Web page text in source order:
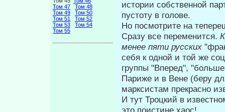
Том 47
Том 48
Том 49
Том 50
Том 51
Том 52
Том 53
Том 54
Том 55
истории собственной
пусто­ту в голове.
Но посмотрите на
Сразу все переменится.
менее пяти рус­ских
себя к одной и той же
группы "Вперед",
Париже и в Вене (беру
марксистам прекрасно
И тут Троцкий в